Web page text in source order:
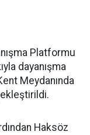
Platformu
dayanışma
Meydanında
Haksöz